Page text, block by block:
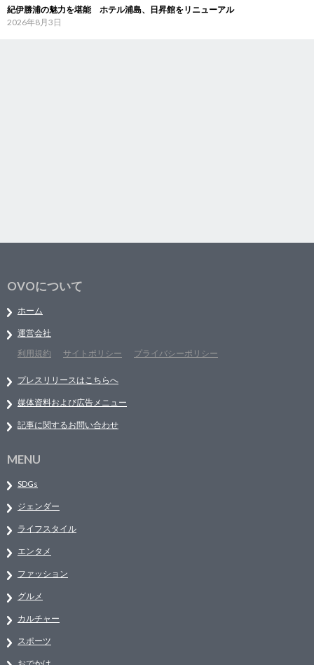
紀伊勝浦の魅力を堪能 ホテル浦島、日昇館をリニューアル
2026年8月3日
OVOについて
ホーム
運営会社
利用規約
サイトポリシー プライバシーポリシー
プレスリリースはこちらへ
媒体資料および広告メニュー
記事に関するお問い合わせ
MENU
SDGs
ジェンダー
ライフスタイル
エンタメ
ファッション
グルメ
カルチャー
スポーツ